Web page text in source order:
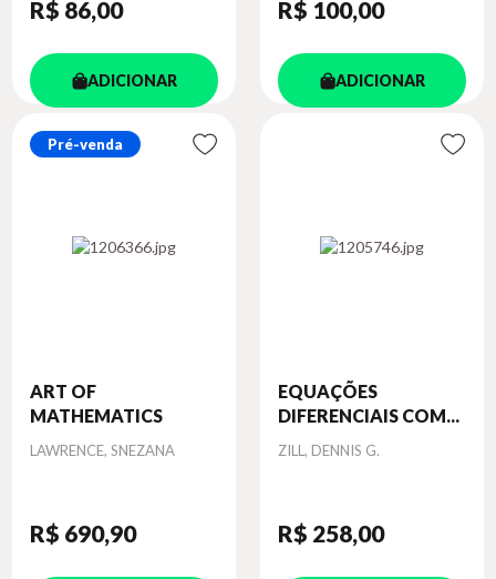
R$ 86,00
ADICIONAR
R$ 100,00
ADICIONAR
Pré-venda
ART OF
MATHEMATICS
Autor
LAWRENCE, SNEZANA
R$ 690,90
EQUAÇÕES
DIFERENCIAIS COM...
Autor
ZILL, DENNIS G.
R$ 258,00